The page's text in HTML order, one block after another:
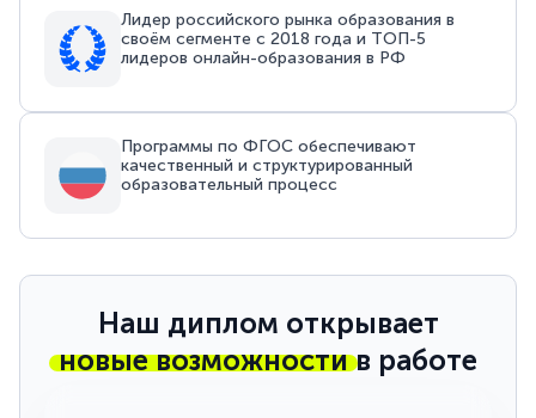
Лидер российского рынка образования в
своём сегменте с 2018 года и ТОП-5
лидеров онлайн-образования в РФ
Программы по ФГОС обеспечивают
качественный и структурированный
образовательный процесс
Наш диплом открывает
новые возможностив работе